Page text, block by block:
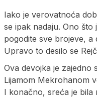
Iako je verovatnoća
se ipak nadaju. Ono
pogodite sve brojeve, a
Upravo to desilo se
Ova devojka je zajedno
Lijamom Mekrohanom
I konačno, sreća je bila